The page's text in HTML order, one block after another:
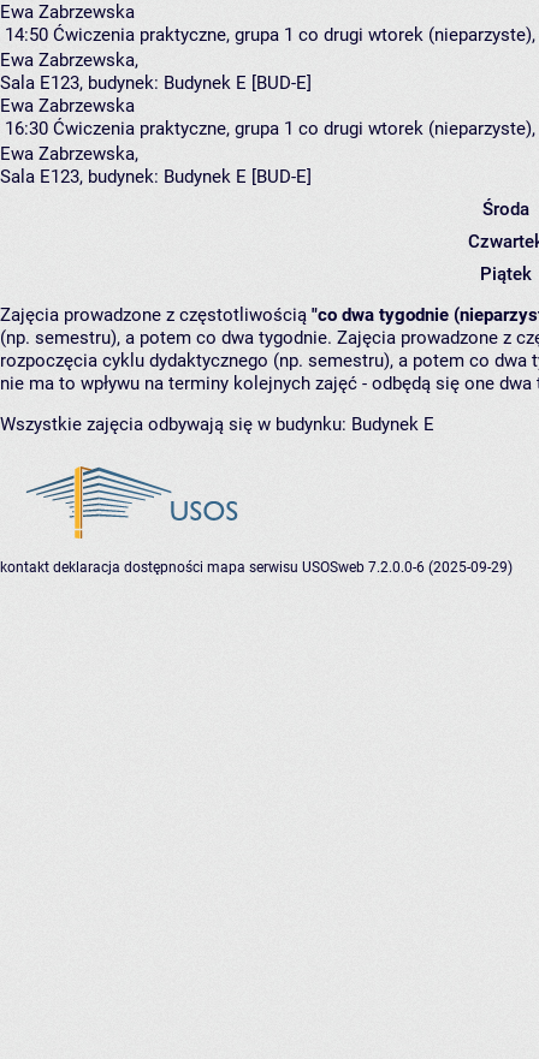
Ewa Zabrzewska
14:50 Ćwiczenia praktyczne, grupa 1 co drugi wtorek (nieparzyste),
Ewa Zabrzewska,
Sala E123, budynek: Budynek E [BUD-E]
Ewa Zabrzewska
16:30 Ćwiczenia praktyczne, grupa 1 co drugi wtorek (nieparzyste),
Ewa Zabrzewska,
Sala E123, budynek: Budynek E [BUD-E]
Środa
Piątek
Zajęcia prowadzone z częstotliwością "co dwa tygodnie
(np. semestru), a potem co dwa tygodnie. Zajęcia prowadzone z
rozpoczęcia cyklu dydaktycznego (np. semestru), a potem co
nie ma to wpływu na terminy kolejnych zajęć - odbędą się one
Wszystkie zajęcia odbywają się w budynku: Budynek E
kontakt deklaracja dostępności mapa serwisu USOSweb 7.2.0.0-6 (2025-09-29)